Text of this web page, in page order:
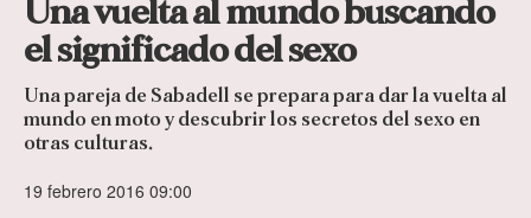
Una vuelta al mundo buscando
el significado del sexo
Una pareja de Sabadell se prepara para dar la vuelta al
mundo en moto y descubrir los secretos del sexo en
otras culturas.
19 febrero 2016 09:00